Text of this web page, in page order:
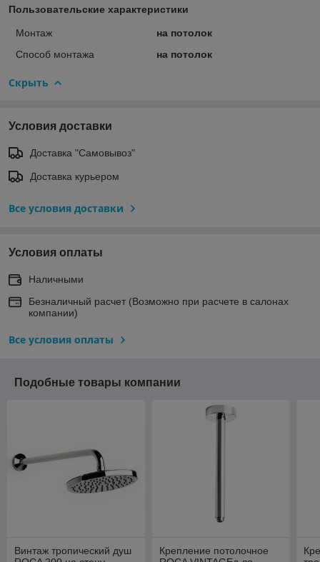
Пользовательские характеристики
Монтаж
на потолок
Способ монтажа
на потолок
Скрыть
Условия доставки
Доставка "Самовывоз"
Доставка курьером
Все условия доставки
Условия оплаты
Наличными
Безналичный расчет (Возможно при расчете в салонах
компании)
Все условия оплаты
Подобные товары компании
Винтаж тропический душ
Крепление потолочное